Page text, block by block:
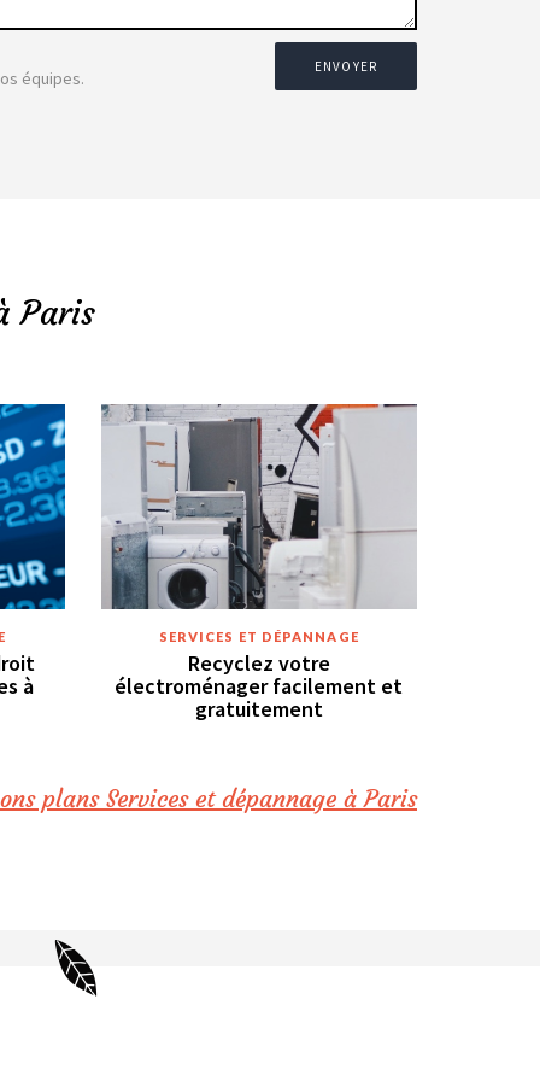
équipes.
ENVOYER
Paris
à
SERVICES ET DÉPANNAGE
Recyclez votre
électroménager facilement et
gratuitement
plans Services et dépannage à Paris